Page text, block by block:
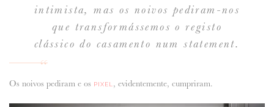
intimista, mas os noivos pediram-nos
que transformássemos o registo
clássico do casamento numstatement.
Os noivos pediram e os PIXEL , evidentemente, cumpriram.